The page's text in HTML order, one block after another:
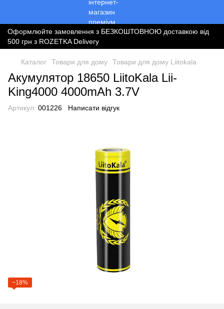
Оформлюйте замовлення з БЕЗКОШТОВНОЮ доставкою від
500 грн з ROZETKA Delivery
Каталог Товари для дому Товари для дому Liitokala
Акумулятор 18650 LiitoKala Lii-
King4000 4000mAh 3.7V
Артикул: 001226 Написати відгук
−18%